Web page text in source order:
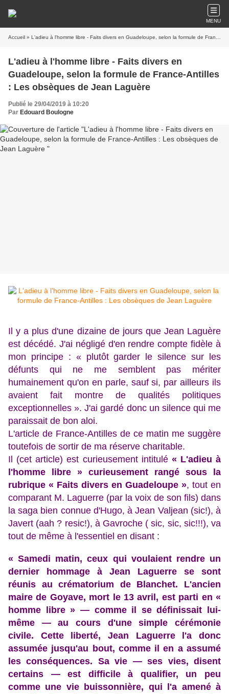
MENU
Accueil » L'adieu à l'homme libre - Faits divers en Guadeloupe, selon la formule de France-Antilles : Les obsèques de Jean Laguère
L'adieu à l'homme libre - Faits divers en
Guadeloupe, selon la formule de France-Antilles
: Les obsèques de Jean Laguère
Publié le 29/04/2019 à 10:20
Par Edouard Boulogne
Il y a plus d'une dizaine de jours que Jean Laguère
est décédé. J'ai négligé d'en rendre compte fidèle à
mon principe : « plutôt garder le silence sur les
défunts qui ne me semblent pas mériter
humainement qu'on en parle, sauf si, par ailleurs ils
avaient fait montre de qualités politiques
exceptionnelles ». J'ai gardé donc un silence qui me
paraissait de bon aloi.
L'article de France-Antilles de ce matin me suggère
toutefois de sortir de ma réserve charitable.
Il (cet article) est curieusement intitulé « L'adieu à
l'homme libre » curieusement rangé sous la
rubrique « Faits divers en Guadeloupe », tout en
comparant M. Laguerre (par la voix de son fils) dans
la saga bien connue d'Hugo, à Jean Valjean (sic!), à
Javert (aah ? resic!), à Gavroche ( sic, sic, sic!!!), va
tout de même à l'essentiel en disant :
« Samedi matin, ceux qui voulaient rendre un
dernier hommage à Jean Laguerre se sont
réunis au crématorium de Blanchet. L'ancien
maire de Goyave, mort le 13 avril, est parti en «
homme libre » — comme il se définissait lui-
même — au cours d'une simple cérémonie
civile. Cette liberté, Jean Laguerre l'a donc
assumée jusqu'au bout, comme il en a assumé
les conséquences. Sa vie — ses vies, disent
certains — est difficile à qualifier, un peu
comme une vie buissonnière, qui l'a amené à